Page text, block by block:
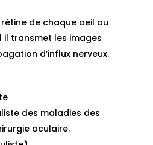
de chaque oeil au
il transmet les images
d’influx nerveux.
des maladies des
oculaire.